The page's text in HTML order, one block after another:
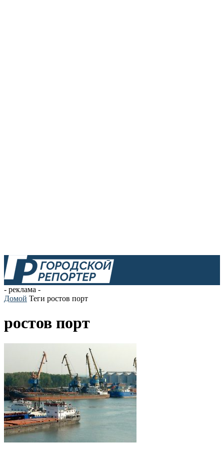
- реклама -
Домой Теги ростов порт
ростов порт